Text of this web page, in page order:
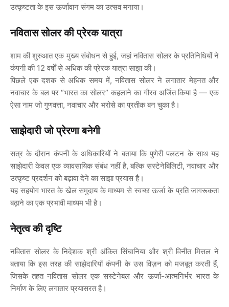
उत्कृष्टता के इस ऊर्जावान संगम का उत्सव मनाया।
नवितास सोलर की प्रेरक यात्रा
शाम की शुरुआत एक मुख्य संबोधन से हुई,जहां नवितास सोलर के प्रतिनिधियों ने
कंपनी की 12 वर्षों से अधिक की प्रेरक यात्रा साझा की।
पिछले एक दशक से अधिक समय में,नवितास सोलर ने लगातार मेहनत और
नवाचार के बल पर“भारत का सोलर”कहलाने का गौरव अर्जित किया है—एक
ऐसा नाम जो गुणवत्ता, नवाचार और भरोसे का प्रतीक बन चुका है।
साझेदारी जो प्रेरणा बनेगी
सत्र के दौरान कंपनी के अधिकारियों ने बताया कि पुणेरी पलटन के साथ यह
साझेदारी केवल एक व्यावसायिक संबंध नहीं है,बल्कि सस्टेनेबिलिटी,नवाचार और
उत्कृष्ट प्रदर्शन को बढ़ावा देने का साझा प्रयास है।
यह सहयोग भारत के खेल समुदाय के माध्यम से स्वच्छ ऊर्जा के प्रति जागरूकता
बढ़ाने का एक प्रभावी माध्यम भी है।
नेतृत्व की दृष्टि
नवितास सोलर के निदेशक श्री अंकित सिंघानिया और श्री विनीत मित्तल ने
बताया कि इस तरह की साझेदारियाँ कंपनी के उस विज़न को मजबूत करती हैं,
जिसके तहत नवितास सोलर एक सस्टेनेबल और ऊर्जा-आत्मनिर्भर भारत के
निर्माण के लिए लगातार प्रयासरत है।